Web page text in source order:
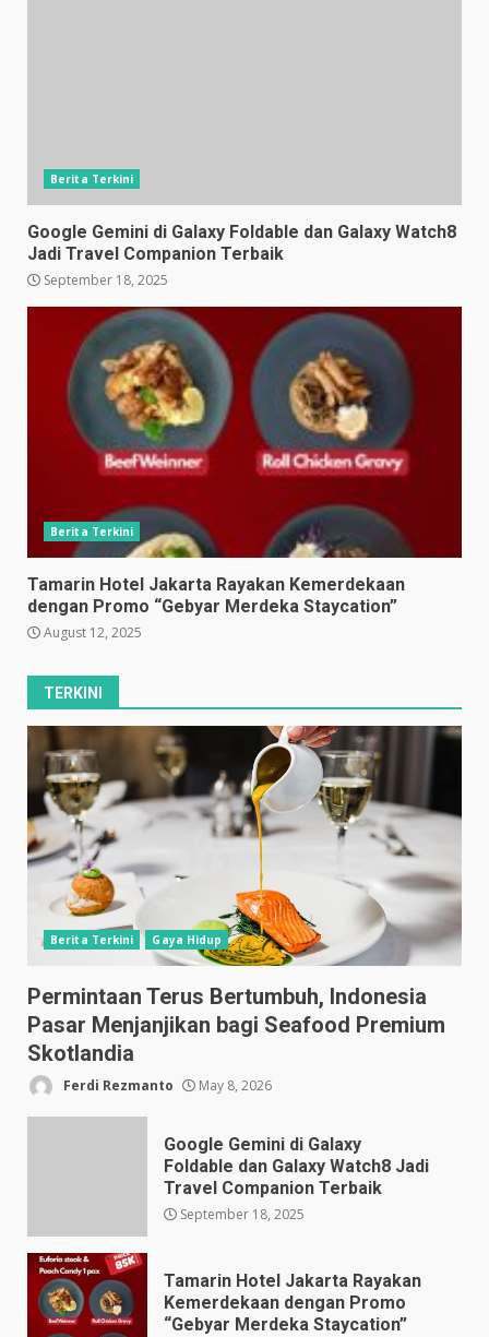
Berita Terkini
Google Gemini di Galaxy Foldable dan Galaxy Watch8
Jadi Travel Companion Terbaik
September 18, 2025
Berita Terkini
Tamarin Hotel Jakarta Rayakan Kemerdekaan
dengan Promo “Gebyar Merdeka Staycation”
August 12, 2025
TERKINI
Berita Terkini Gaya Hidup
Permintaan Terus Bertumbuh, Indonesia
Pasar Menjanjikan bagi Seafood Premium
Skotlandia
Ferdi Rezmanto May 8, 2026
Google Gemini di Galaxy
Foldable dan Galaxy Watch8 Jadi
Travel Companion Terbaik
September 18, 2025
Tamarin Hotel Jakarta Rayakan
Kemerdekaan dengan Promo
“Gebyar Merdeka Staycation”